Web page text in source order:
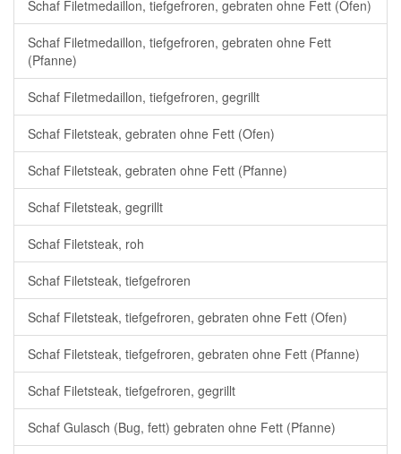
Schaf Filetmedaillon, tiefgefroren, gebraten ohne Fett (Ofen)
Schaf Filetmedaillon, tiefgefroren, gebraten ohne Fett
(Pfanne)
Schaf Filetmedaillon, tiefgefroren, gegrillt
Schaf Filetsteak, gebraten ohne Fett (Ofen)
Schaf Filetsteak, gebraten ohne Fett (Pfanne)
Schaf Filetsteak, gegrillt
Schaf Filetsteak, roh
Schaf Filetsteak, tiefgefroren
Schaf Filetsteak, tiefgefroren, gebraten ohne Fett (Ofen)
Schaf Filetsteak, tiefgefroren, gebraten ohne Fett (Pfanne)
Schaf Filetsteak, tiefgefroren, gegrillt
Schaf Gulasch (Bug, fett) gebraten ohne Fett (Pfanne)